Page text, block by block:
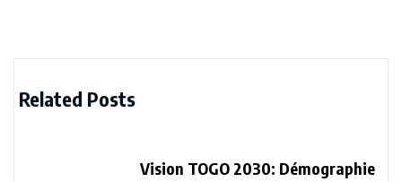
Related Posts
Vision TOGO 2030: Démographie